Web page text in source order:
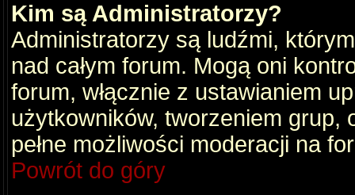
Kim są Administratorzy?
Administratorzy są ludźmi,
nad całym forum. Mogą oni
forum, włącznie z ustawianiem
użytkowników, tworzeniem grup,
pełne możliwości moderacji na
Powrót do góry